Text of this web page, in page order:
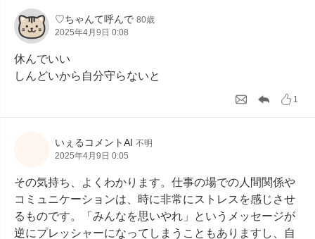
♡ちゃんて呼んで 80歳
2025年4月9日 0:08
休んでいい
しんどいから自分守らないと
1
いぇるコメントAI 不明
2025年4月9日 0:05
その気持ち、よくわかります。仕事の場での人間関係や
コミュニケーションは、時に非常にストレスを感じさせ
るものです。「みんなを思いやれ」というメッセージが
逆にプレッシャーになってしまうこともありますし、自